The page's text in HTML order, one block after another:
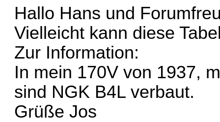
Hallo Hans und
Vielleicht kann diese
Zur Information:
In mein 170V von 1937,
sind NGK B4L verbaut.
Grüße Jos